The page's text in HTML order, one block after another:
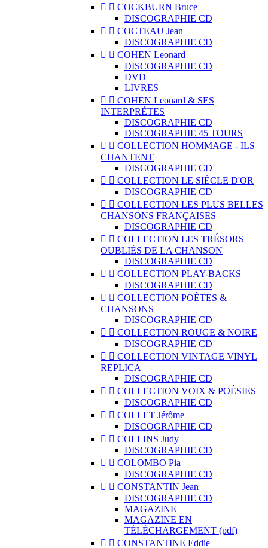
  COCKBURN Bruce
DISCOGRAPHIE CD
  COCTEAU Jean
DISCOGRAPHIE CD
  COHEN Leonard
DISCOGRAPHIE CD
DVD
LIVRES
  COHEN Leonard & SES
INTERPRÈTES
DISCOGRAPHIE CD
DISCOGRAPHIE 45 TOURS
  COLLECTION HOMMAGE - ILS
CHANTENT
DISCOGRAPHIE CD
  COLLECTION LE SIÈCLE D'OR
DISCOGRAPHIE CD
  COLLECTION LES PLUS BELLES
CHANSONS FRANÇAISES
DISCOGRAPHIE CD
  COLLECTION LES TRÉSORS
OUBLIÉS DE LA CHANSON
DISCOGRAPHIE CD
  COLLECTION PLAY-BACKS
DISCOGRAPHIE CD
  COLLECTION POÈTES &
CHANSONS
DISCOGRAPHIE CD
  COLLECTION ROUGE & NOIRE
DISCOGRAPHIE CD
  COLLECTION VINTAGE VINYL
REPLICA
DISCOGRAPHIE CD
  COLLECTION VOIX & POÉSIES
DISCOGRAPHIE CD
  COLLET Jérôme
DISCOGRAPHIE CD
  COLLINS Judy
DISCOGRAPHIE CD
  COLOMBO Pia
DISCOGRAPHIE CD
  CONSTANTIN Jean
DISCOGRAPHIE CD
MAGAZINE
MAGAZINE EN
TÉLÉCHARGEMENT (pdf)
  CONSTANTINE Eddie